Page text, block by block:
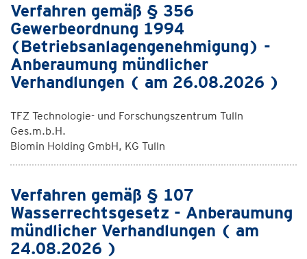
Verfahren gemäß § 356
Gewerbeordnung 1994
(Betriebsanlagengenehmigung) -
Anberaumung mündlicher
Verhandlungen ( am 26.08.2026 )
TFZ Technologie- und Forschungszentrum Tulln
Ges.m.b.H.
Biomin Holding GmbH, KG Tulln
Verfahren gemäß § 107
Wasserrechtsgesetz - Anberaumung
mündlicher Verhandlungen ( am
24.08.2026 )